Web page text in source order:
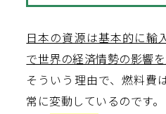
日本の資源は基本的に輸
で世界の経済情勢の影響を
そういう理由で、燃料費
常に変動しているのです。